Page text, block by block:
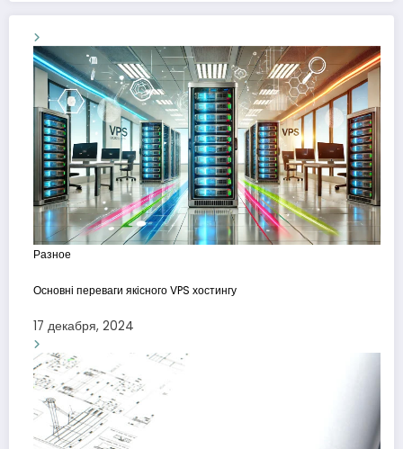
Разное
Основні переваги якісного VPS хостингу
17 декабря, 2024